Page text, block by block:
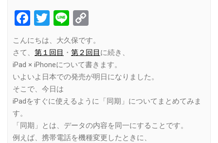
Facebook
Twitter
Line
Link
こんにちは、大久保です。
さて、 第１回目 ・ 第２回目 に続き、
iPad × iPhoneについて書きます。
いよいよ日本での発売が明日になりました。
そこで、今日は
iPadをすぐに使えるように「同期」についてまとめてみま
す。
「同期」とは、データの内容を同一にすることです。
例えば、携帯電話を機種変更したときに、